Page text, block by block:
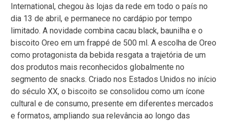
International, chegou às lojas da rede em todo o país no
dia 13 de abril, e permanece no cardápio por tempo
limitado. A novidade combina cacau black, baunilha e o
biscoito Oreo em um frappé de 500 ml. A escolha de Oreo
como protagonista da bebida resgata a trajetória de um
dos produtos mais reconhecidos globalmente no
segmento de snacks. Criado nos Estados Unidos no início
do século XX, o biscoito se consolidou como um ícone
cultural e de consumo, presente em diferentes mercados
e formatos, ampliando sua relevância ao longo das